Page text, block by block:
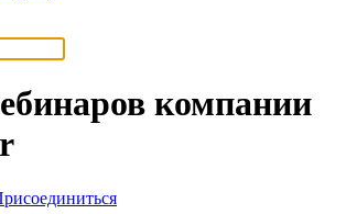
компании